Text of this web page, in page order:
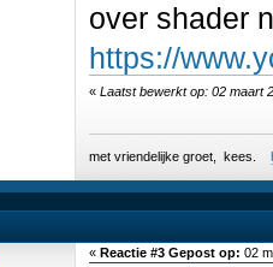
over shader
https://
«Laatst bewerkt op: 02 maart
met vriendelijke groet, kees.
«Reactie #3 Gepost op: 02